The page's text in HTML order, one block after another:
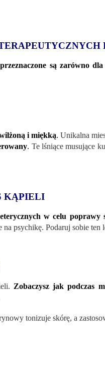
są zarówno
i miękką. Unikalna
. Te lśniące musujące
KĄPIELI
w celu poprawy
psychikę. Podaruj sobie
Zobaczysz jak podczas
tonizuje skórę, a